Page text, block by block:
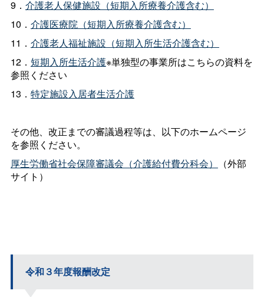
9． 介護老人保健施設（短期入所療養介護含む）
10． 介護医療院（短期入所療養介護含む）
11． 介護老人福祉施設（短期入所生活介護含む）
12． 短期入所生活介護※単独型の事業所はこちらの資料を
参照ください
13． 特定施設入居者生活介護
その他、改正までの審議過程等は、以下のホームページ
を参照ください。
厚生労働省社会保障審議会（介護給付費分科会）
（外部
サイト）
令和３年度報酬改定